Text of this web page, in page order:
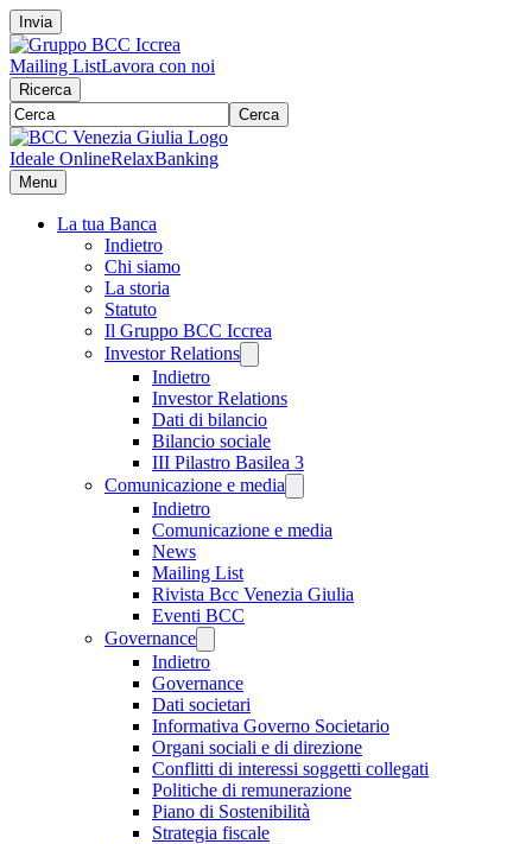
Invia
Mailing ListLavora con noi
Ricerca
Cerca
Ideale OnlineRelaxBanking
Menu
La tua Banca
Indietro
Chi siamo
La storia
Statuto
Il Gruppo BCC Iccrea
Investor Relations
Indietro
Investor Relations
Dati di bilancio
Bilancio sociale
III Pilastro Basilea 3
Comunicazione e media
Indietro
Comunicazione e media
News
Mailing List
Rivista Bcc Venezia Giulia
Eventi BCC
Governance
Indietro
Governance
Dati societari
Informativa Governo Societario
Organi sociali e di direzione
Conflitti di interessi soggetti collegati
Politiche di remunerazione
Piano di Sostenibilità
Strategia fiscale